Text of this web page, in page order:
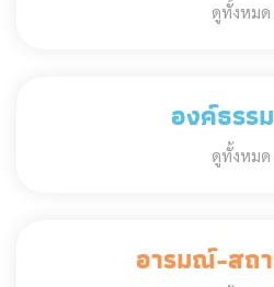
ดูทั้งหมด
องค์ธรร
ดูทั้งหมด
อารมณ์-สถ